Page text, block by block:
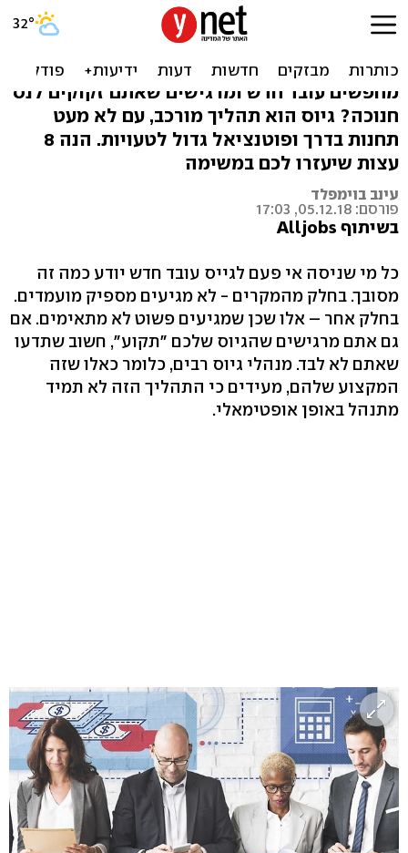
לכבוד חנוכה: 8 עצות לגיוס
עובד חדש בדרך הנכונה
מחפשים עובד חדש ומרגישים שאתם זקוקים לנס
חנוכה? גיוס הוא תהליך מורכב, עם לא מעט
תחנות בדרך ופוטנציאל גדול לטעויות. הנה 8
עצות שיעזרו לכם במשימה
עינב בוימפלד
פורסם: 05.12.18, 17:03
בשיתוף Alljobs
כל מי שניסה אי פעם לגייס עובד חדש יודע כמה זה
מסובך. בחלק מהמקרים - לא מגיעים מספיק מועמדים.
בחלק אחר – אלו שכן שמגיעים פשוט לא מתאימים. אם
גם אתם מרגישים שהגיוס שלכם "תקוע", חשוב שתדעו
שאתם לא לבד. מנהלי גיוס רבים, כלומר כאלו שזה
המקצוע שלהם, מעידים כי התהליך הזה לא תמיד
מתנהל באופן אופטימאלי.